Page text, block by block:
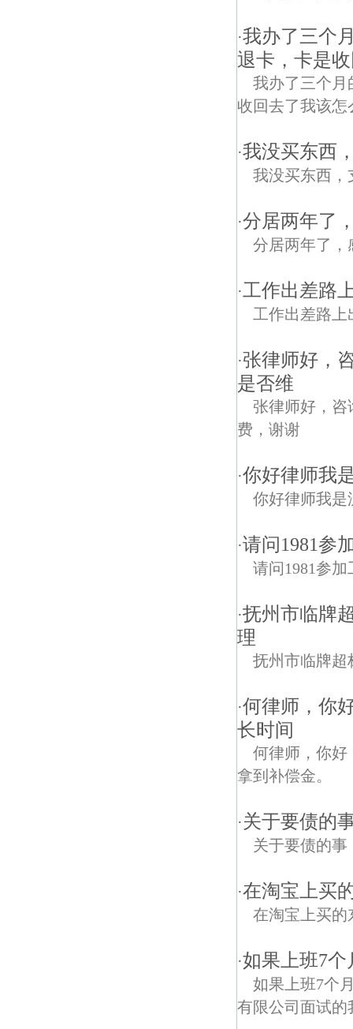
·我办了三个
退卡，卡是
我办了三个月
收回去了我该怎
·我没买东西
我没买东西，
·分居两年了
分居两年了，
·工作出差路
工作出差路上
·张律师好，
是否维
张律师好，咨
费，谢谢
·你好律师我
你好律师我是
·请问1981参
请问1981参
·抚州市临牌
理
抚州市临牌超
·何律师，你
长时间
何律师，你好
拿到补偿金。
·关于要债的
关于要债的
·在淘宝上买
在淘宝上买的
·如果上班7
如果上班7个
有限公司面试的